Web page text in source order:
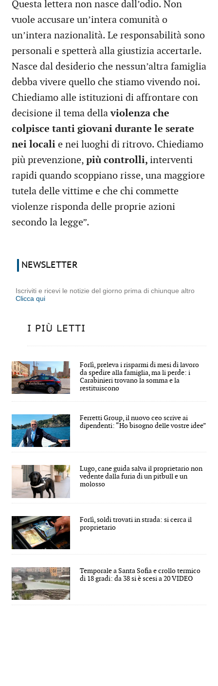
Questa lettera non nasce dall’odio. Non
vuole accusare un’intera comunità o
un’intera nazionalità. Le responsabilità sono
personali e spetterà alla giustizia accertarle.
Nasce dal desiderio che nessun’altra famiglia
debba vivere quello che stiamo vivendo noi.
Chiediamo alle istituzioni di affrontare con
decisione il tema dellaviolenza che
colpisce tanti giovani durante le serate
nei locali e nei luoghi di ritrovo. Chiediamo
più prevenzione, più controlli, interventi
rapidi quando scoppiano risse, una maggiore
tutela delle vittime e che chi commette
violenze risponda delle proprie azioni
secondo la legge”.
NEWSLETTER
Iscriviti e ricevi le notizie del giorno prima di chiunque altro
Clicca qui
I PIÙ LETTI
Forlì, preleva i risparmi di mesi di lavoro
da spedire alla famiglia, ma li perde: i
Carabinieri trovano la somma e la
restituiscono
Ferretti Group, il nuovo ceo scrive ai
dipendenti: “Ho bisogno delle vostre idee”
Lugo, cane guida salva il proprietario non
vedente dalla furia di un pitbull e un
molosso
Forlì, soldi trovati in strada: si cerca il
proprietario
Temporale a Santa Sofia e crollo termico
di 18 gradi: da 38 si è scesi a 20 VIDEO